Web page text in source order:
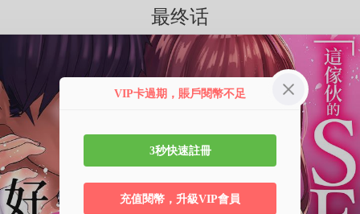
最终话
VIP卡過期，賬戶閱幣不足
3秒快速註冊
充值閱幣，升級VIP會員